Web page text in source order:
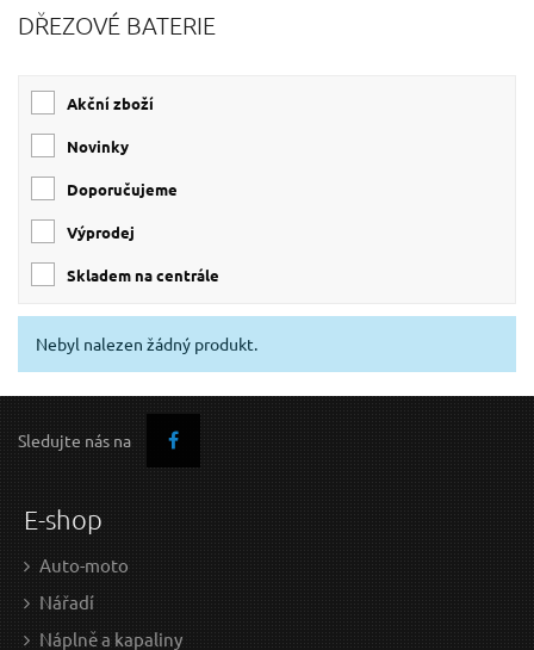
Výrobce
VIKING(2)
SONATA
BALLETTO(1)
DŘEZOVÉ BATERIE
Akční zboží
Novinky
Doporučujeme
Výprodej
skladem na centrále
Nebyl nalezen žádný produkt.
Sledujte nás na
E-shop
Auto-moto
Nářadí
Náplně a kapaliny